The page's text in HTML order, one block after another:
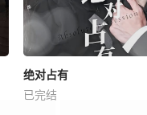
绝对占有
已完结